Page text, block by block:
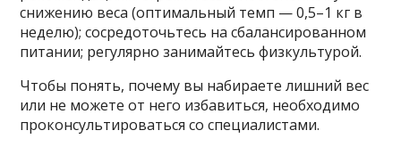
снижению веса (оптимальный темп — 0,5–1 кг в
неделю); сосредоточьтесь на сбалансированном
питании; регулярно занимайтесь физкультурой.
Чтобы понять, почему вы набираете лишний вес
или не можете от него избавиться, необходимо
проконсультироваться со специалистами.